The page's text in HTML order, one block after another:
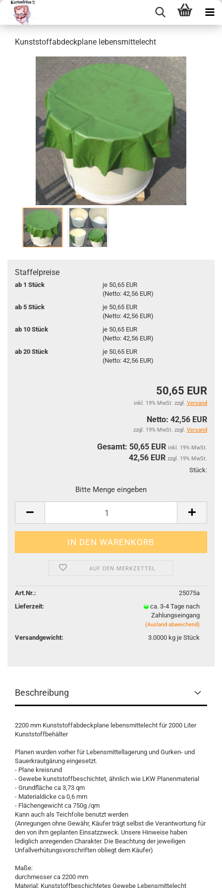
Kunst­stoff­ab­deck­pla­ne le­bens­mit­tel­echt
Staffelpreise
ab 1 Stück
je 50,65 EUR
(Netto: 42,56 EUR)
ab 5 Stück
je 50,65 EUR
(Netto: 42,56 EUR)
ab 10 Stück
je 50,65 EUR
(Netto: 42,56 EUR)
ab 20 Stück
je 50,65 EUR
(Netto: 42,56 EUR)
50,65 EUR
inkl. 19% MwSt. zzgl. Versand
Netto: 42,56 EUR
zzgl. 19% MwSt. zzgl. Versand
Gesamt: 50,65 EUR inkl. 19% MwSt.
42,56 EUR zzgl. 19% MwSt.
Stück:
Bitte Menge eingeben
AUF DEN MERKZETTEL
Art.Nr.:
25075a
Lieferzeit:
ca. 3-4 Tage nach
Zahlungseingang
(Ausland abweichend)
Versandgewicht: 3.0000kg je Stück
Beschreibung
2200 mm Kunststoffabdeckplane lebensmittelecht für 2000 Liter
Kunststoffbehälter
Planen wurden vorher für Lebensmittellagerung und Gurken- und
Sauerkrautgärung eingesetzt.
- Plane kreisrund
- Gewebe kunststoffbeschichtet, ähnlich wie LKW Planenmaterial
- Grundfläche ca 3,73 qm
- Materialdicke ca 0,6 mm
- Flächengewicht ca 750g /qm
Kann auch als Teichfolie benutzt werden
(Anregungen ohne Gewähr, Käufer trägt selbst die Verantwortung für
den von ihm geplanten Einsatzzweck. Unsere Hinweise haben
lediglich anregenden Charakter. Die Beachtung der jeweiligen
Unfallverhütungsvorschriften obliegt dem Käufer)
Maße:
durchmesser ca 2200 mm
Material: Kunststoffbeschichtetes Gewebe Lebensmittelecht